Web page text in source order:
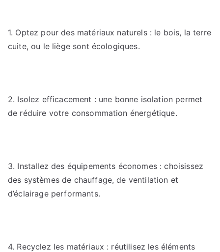
1. Optez pour des matériaux naturels : le bois, la terre
cuite, ou le liège sont écologiques.
2. Isolez efficacement : une bonne isolation permet
de réduire votre consommation énergétique.
3. Installez des équipements économes : choisissez
des systèmes de chauffage, de ventilation et
d’éclairage performants.
4. Recyclez les matériaux : réutilisez les éléments